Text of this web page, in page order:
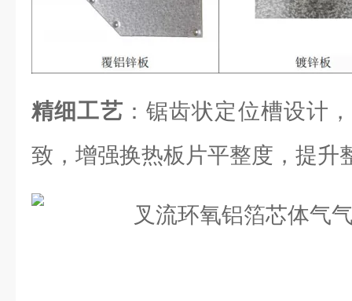
精细工艺 ：锯齿状定位槽设计
致，增强换热板片平整度，提升